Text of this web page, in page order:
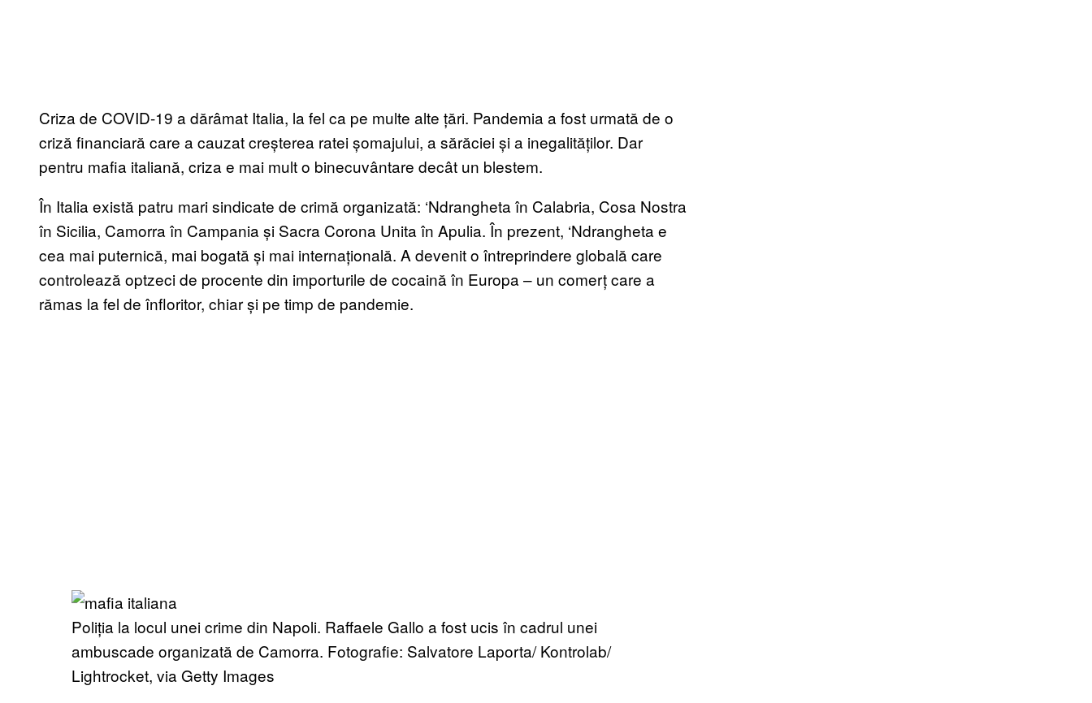
Criza de COVID-19 a dărâmat Italia, la fel ca pe multe alte țări. Pandemia a fost urmată de o
criză financiară care a cauzat creșterea ratei șomajului, a sărăciei și a inegalităților. Dar
pentru mafia italiană, criza e mai mult o binecuvântare decât un blestem.
În Italia există patru mari sindicate de crimă organizată: ‘Ndrangheta în Calabria, Cosa Nostra
în Sicilia, Camorra în Campania și Sacra Corona Unita în Apulia. În prezent, ‘Ndrangheta e
cea mai puternică, mai bogată și mai internațională. A devenit o întreprindere globală care
controlează optzeci de procente din importurile de cocaină în Europa – un comerț care a
rămas la fel de înfloritor, chiar și pe timp de pandemie.
Poliția la locul unei crime din Napoli. Raffaele Gallo a fost ucis în cadrul unei
ambuscade organizată de Camorra. Fotografie: Salvatore Laporta/ Kontrolab/
Lightrocket, via Getty Images